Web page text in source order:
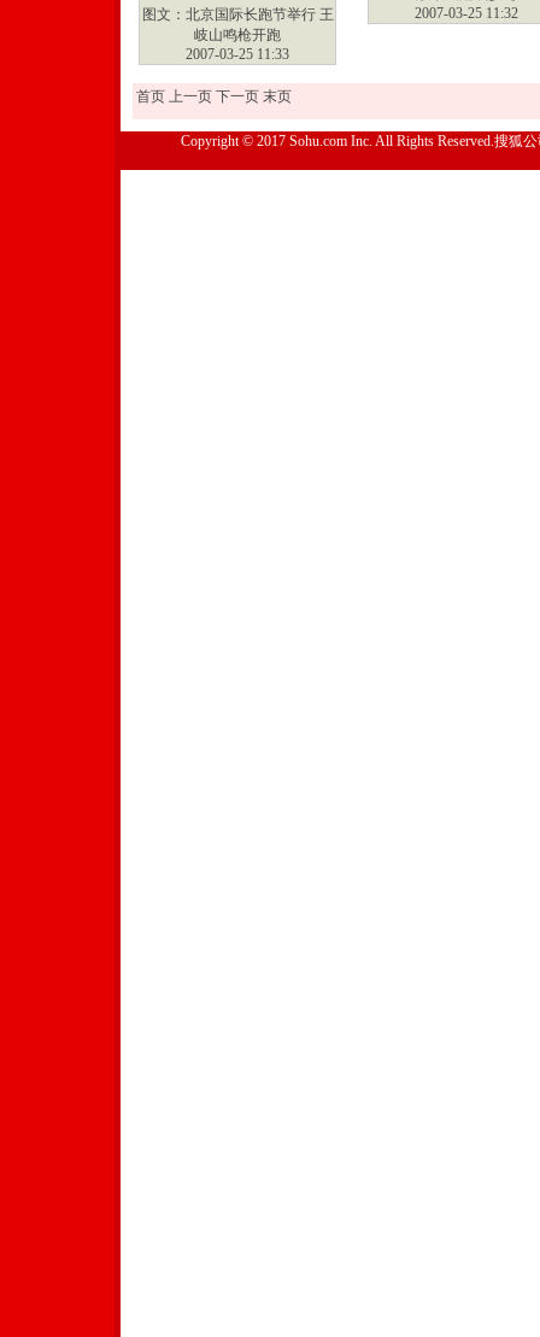
图文：北京国际长跑节举行 王
岐山鸣枪开跑
2007-03-25 11:33
2007-03-25 11:32
首页 上一页 下一页 末页
Copyright © 2017 Sohu.com Inc. All Rights Reserved.搜狐